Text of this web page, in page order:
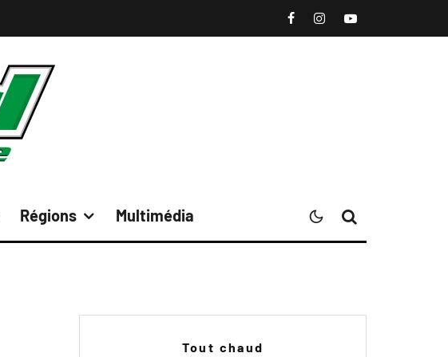
Régions Multimédia
Tout chaud